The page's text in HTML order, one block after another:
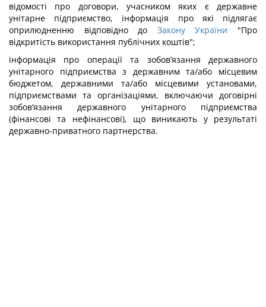
відомості про договори, учасником яких є державне
унітарне підприємство, інформація про які підлягає
оприлюдненню відповідно до Закону України "Про
відкритість використання публічних коштів";
інформація про операції та зобов’язання державного
унітарного підприємства з державним та/або місцевим
бюджетом, державними та/або місцевими установами,
підприємствами та організаціями, включаючи договірні
зобов’язання державного унітарного підприємства
(фінансові та нефінансові), що виникають у результаті
державно-приватного партнерства.